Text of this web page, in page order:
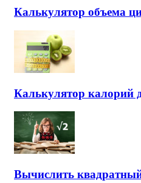
Калькулятор объема
Калькулятор калорий
Вычислить